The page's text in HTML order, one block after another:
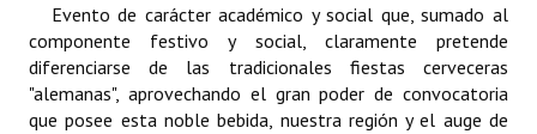
Evento de carácter académico y social que, sumado al
componente festivo y social, claramente pretende
diferenciarse de las tradicionales fiestas cerveceras
"alemanas", aprovechando el gran poder de convocatoria
que posee esta noble bebida, nuestra región y el auge de